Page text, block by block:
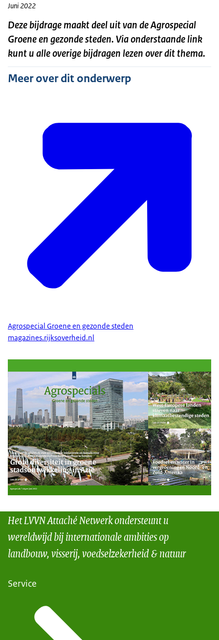
Juni 2022
Deze bijdrage maakt deel uit van de Agrospecial
Groene en gezonde steden. Via onderstaande link
kunt u alle overige bijdragen lezen over dit thema.
Meer over dit onderwerp
Agrospecial Groene en gezonde steden
magazines.rijksoverheid.nl
Het LVVN Attaché Netwerk ondersteunt u
wereldwijd bij internationale ambities op
landbouw, visserij, voedselzekerheid & natuur
Service